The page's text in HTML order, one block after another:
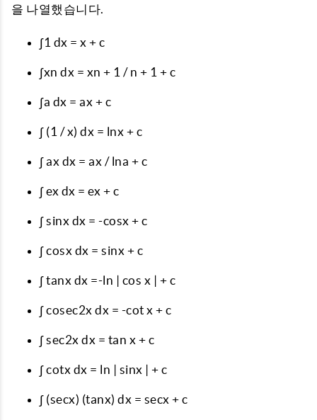
을 나열했습니다.
∫1 dx = x + c
∫xn dx = xn + 1 / n + 1 + c
∫a dx = ax + c
∫ (1 / x) dx = lnx + c
∫ ax dx = ax / lna + c
∫ ex dx = ex + c
∫ sinx dx = -cosx + c
∫ cosx dx = sinx + c
∫ tanx dx =-ln | cos x | + c
∫ cosec2x dx = -cot x + c
∫ sec2x dx = tan x + c
∫ cotx dx = ln | sinx | + c
∫ (secx) (tanx) dx = secx + c